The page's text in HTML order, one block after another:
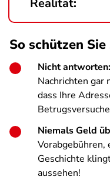
Realität:
So schützen Sie
Nicht antworten:
Nachrichten gar
dass Ihre
Niemals Geld
Vorabgebühren,
Geschichte
aussehen!